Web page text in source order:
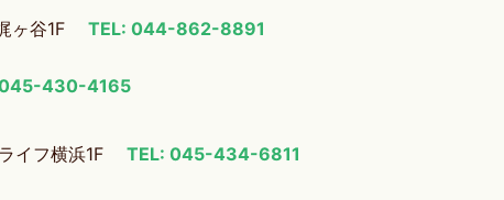
ヶ谷1F
TEL: 044-862-8891
430-4165
イフ横浜1F TEL: 045-434-6811